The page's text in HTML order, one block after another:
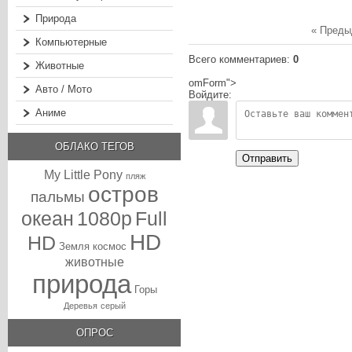
Природа
Компьютерные
Животные
Авто / Мото
Аниме
ОБЛАКО ТЕГОВ
My Little Pony пляж
пальмы остров
океан 1080p Full
HD Земля космос HD
животные
природа Горы
Деревья серый
ОПРОС
«
Всего комментариев: 0
omForm">
Войдите:
Отправить